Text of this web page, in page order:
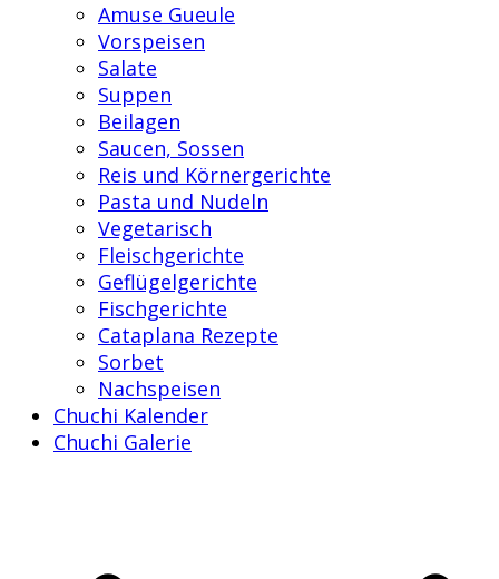
Amuse Gueule
Vorspeisen
Salate
Suppen
Beilagen
Saucen, Sossen
Reis und Körnergerichte
Pasta und Nudeln
Vegetarisch
Fleischgerichte
Geflügelgerichte
Fischgerichte
Cataplana Rezepte
Sorbet
Nachspeisen
Chuchi Kalender
Chuchi Galerie